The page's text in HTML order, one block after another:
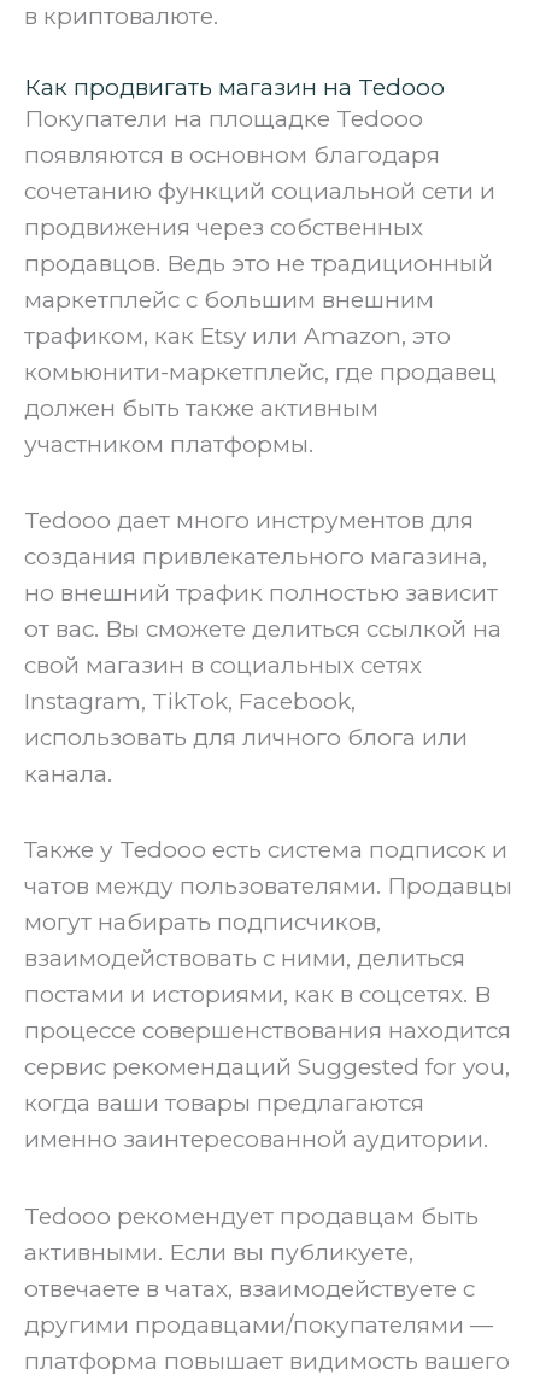
в криптовалюте.
Как продвигать магазин на Tedooo
Покупатели на площадке Tedooo
появляются в основном благодаря
сочетанию функций социальной сети и
продвижения через собственных
продавцов. Ведь это не традиционный
маркетплейс с большим внешним
трафиком, как Etsy или Amazon, это
комьюнити-маркетплейс, где продавец
должен быть также активным
участником платформы.
Tedooo дает много инструментов для
создания привлекательного магазина,
но внешний трафик полностью зависит
от вас. Вы сможете делиться ссылкой на
свой магазин в социальных сетях
Instagram, TikTok, Facebook,
использовать для личного блога или
канала.
Также у Tedooo есть система подписок и
чатов между пользователями. Продавцы
могут набирать подписчиков,
взаимодействовать с ними, делиться
постами и историями, как в соцсетях. В
процессе совершенствования находится
сервис рекомендаций Suggested for you,
когда ваши товары предлагаются
именно заинтересованной аудитории.
Tedooo рекомендует продавцам быть
активными. Если вы публикуете,
отвечаете в чатах, взаимодействуете с
другими продавцами/покупателями —
платформа повышает видимость вашего